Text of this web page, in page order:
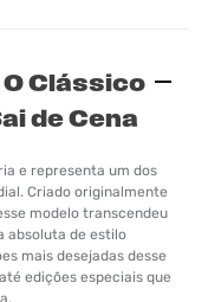
Clássico
de Cena
e representa um dos
Criado originalmente
modelo transcendeu
absoluta de estilo
mais desejadas desse
edições especiais que